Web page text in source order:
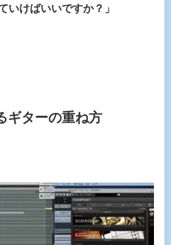
いけばいいですか？」
ギターの重ね方